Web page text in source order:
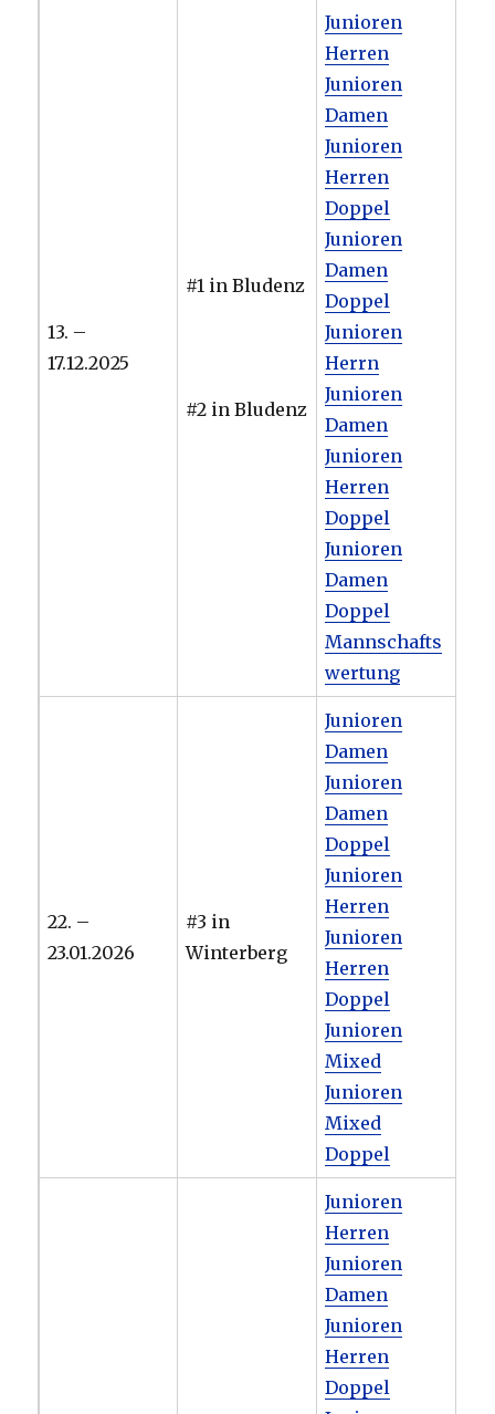
13. –
17.12.2025
#1 in Bludenz
#2 in Bludenz
Junioren
Herren
Junioren
Damen
Junioren
Herren
Doppel
Junioren
Damen
Doppel
Junioren
Herrn
Junioren
Damen
Junioren
Herren
Doppel
Junioren
Damen
Doppel
Mannschafts
wertung
22. –
23.01.2026
#3 in
Winterberg
Junioren
Damen
Junioren
Damen
Doppel
Junioren
Herren
Junioren
Herren
Doppel
Junioren
Mixed
Junioren
Mixed
Doppel
Junioren
Herren
Junioren
Damen
Junioren
Herren
Doppel